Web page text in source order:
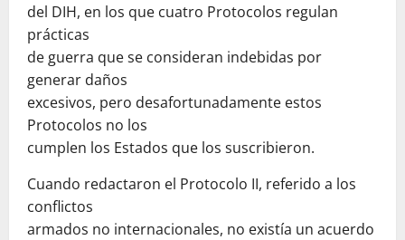
del DIH, en los que cuatro Protocolos regulan
prácticas
de guerra que se consideran indebidas por
generar daños
excesivos, pero desafortunadamente estos
Protocolos no los
cumplen los Estados que los suscribieron.
Cuando redactaron el Protocolo II, referido a los
conflictos
armados no internacionales, no existía un acuerdo